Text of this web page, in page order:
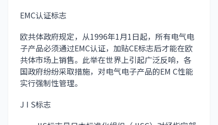
EMC认证标志
欧共体政府规定，从1996年1月1日起，所有电气电
子产品必须通过EMC认证，加贴CE标志后才能在欧
共体市场上销售。此举在世界上引起广泛反响，各
国政府纷纷采取措施，对电气电子产品的EM C性能
实行强制性管理。
J I S标志